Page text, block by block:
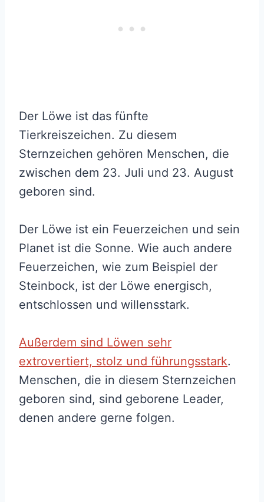
Der Löwe ist das fünfte
Tierkreiszeichen. Zu diesem
Sternzeichen gehören Menschen, die
zwischen dem 23. Juli und 23. August
geboren sind.
Der Löwe ist ein Feuerzeichen und sein
Planet ist die Sonne. Wie auch andere
Feuerzeichen, wie zum Beispiel der
Steinbock, ist der Löwe energisch,
entschlossen und willensstark.
Außerdem sind Löwen sehr
extrovertiert, stolz und führungsstark.
Menschen, die in diesem Sternzeichen
geboren sind, sind geborene Leader,
denen andere gerne folgen.